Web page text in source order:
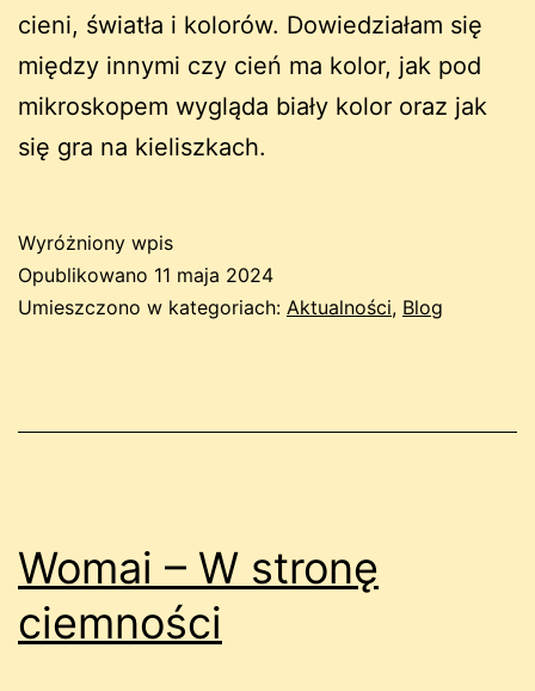
cieni, światła i kolorów. Dowiedziałam się
między innymi czy cień ma kolor, jak pod
mikroskopem wygląda biały kolor oraz jak
się gra na kieliszkach.
Wyróżniony wpis
Opublikowano 11 maja 2024
Umieszczono w kategoriach: Aktualności, Blog
Womai – W stronę
ciemności